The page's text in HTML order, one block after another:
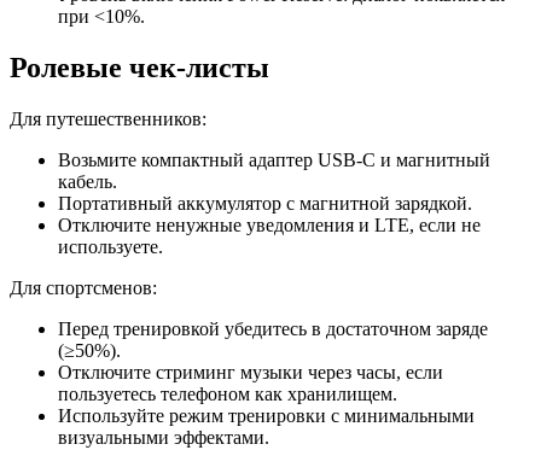
при <10%.
Ролевые чек‑листы
Для путешественников:
Возьмите компактный адаптер USB‑C и магнитный
кабель.
Портативный аккумулятор с магнитной зарядкой.
Отключите ненужные уведомления и LTE, если не
используете.
Для спортсменов:
Перед тренировкой убедитесь в достаточном заряде
(≥50%).
Отключите стриминг музыки через часы, если
пользуетесь телефоном как хранилищем.
Используйте режим тренировки с минимальными
визуальными эффектами.